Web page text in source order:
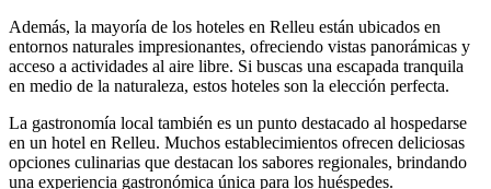
Además, la mayoría de los hoteles en Relleu están ubicados en
entornos naturales impresionantes, ofreciendo vistas panorámicas y
acceso a actividades al aire libre. Si buscas una escapada tranquila
en medio de la naturaleza, estos hoteles son la elección perfecta.
La gastronomía local también es un punto destacado al hospedarse
en un hotel en Relleu. Muchos establecimientos ofrecen deliciosas
opciones culinarias que destacan los sabores regionales, brindando
una experiencia gastronómica única para los huéspedes.